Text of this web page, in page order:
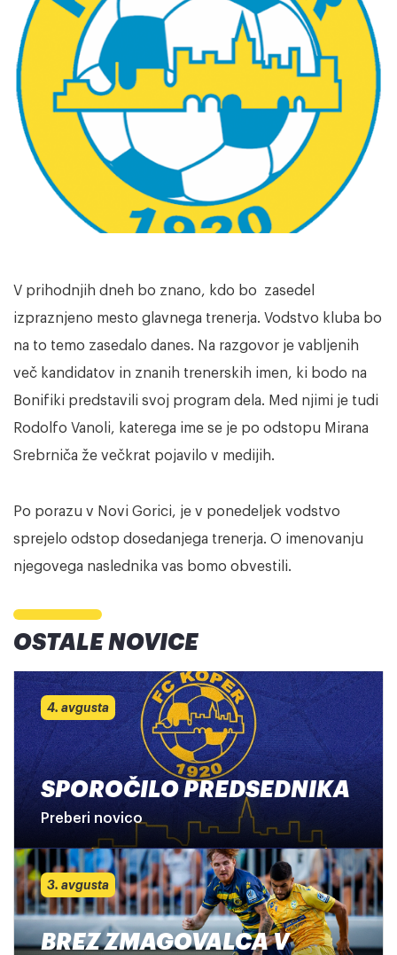
V prihodnjih dneh bo znano, kdo bo zasedel
izpraznjeno mesto glavnega trenerja. Vodstvo kluba bo
na to temo zasedalo danes. Na razgovor je vabljenih
več kandidatov in znanih trenerskih imen, ki bodo na
Bonifiki predstavili svoj program dela. Med njimi je tudi
Rodolfo Vanoli, katerega ime se je po odstopu Mirana
Srebrniča že večkrat pojavilo v medijih.
Po porazu v Novi Gorici, je v ponedeljek vodstvo
sprejelo odstop dosedanjega trenerja. O imenovanju
njegovega naslednika vas bomo obvestili.
OSTALE NOVICE
4. avgusta
SPOROČILO PREDSEDNIKA
Preberi novico
3. avgusta
BREZ ZMAGOVALCA V